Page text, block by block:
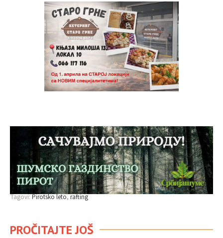
Tagovi:Pirotsko leto rafting
PROČITAJTE JOŠ